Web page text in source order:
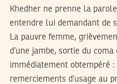
Khedher ne prenne la
entendre lui demandant de
La pauvre femme,
d’une jambe, sortie du
immédiatement obtempéré :
remerciements d’usage au